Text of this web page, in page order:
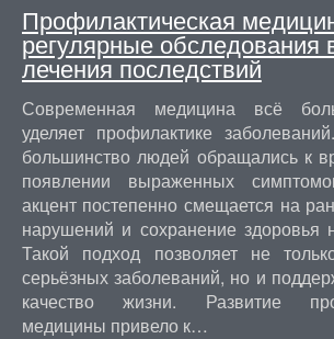
Профилактическая
регулярные обследования
лечения последствий
Современная медицина всё
уделяет профилактике
большинство людей обращались к
появлении выраженных
акцент постепенно смещается на
нарушений и сохранение здоровья
Такой подход позволяет не
серьёзных заболеваний, но и
качество жизни. Развитие
медицины привело к…